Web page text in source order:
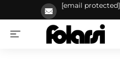
[email protected]